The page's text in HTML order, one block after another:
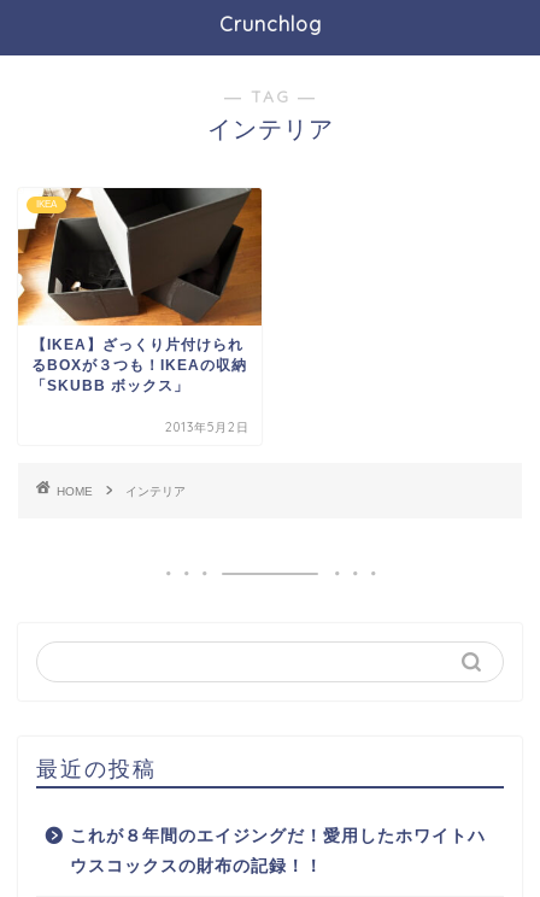
Crunchlog
― TAG ―
インテリア
IKEA
【IKEA】ざっくり片付けられ
るBOXが３つも！IKEAの収納
「SKUBB ボックス」
2013年5月2日
HOME インテリア
最近の投稿
これが８年間のエイジングだ！愛用したホワイトハ
ウスコックスの財布の記録！！